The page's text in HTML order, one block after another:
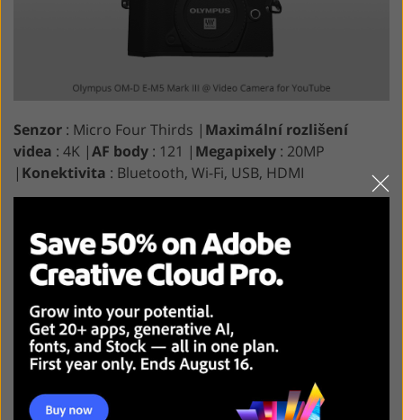
Senzor : Micro Four Thirds | Maximální rozlišení
videa : 4K |AF body : 121 | Megapixely : 20MP
| Konektivita : Bluetooth, Wi-Fi, USB, HDMI
✚ 5osá stabilizace uvnitř těla
✚ Sériová rychlost 30 snímků za sekundu a vynikající
systém automatického ostření
✚ Design odolný proti stříkající vodě
Těžší ve srovnání s jinými modely
Žádný vyhrazený port pro sluchátka